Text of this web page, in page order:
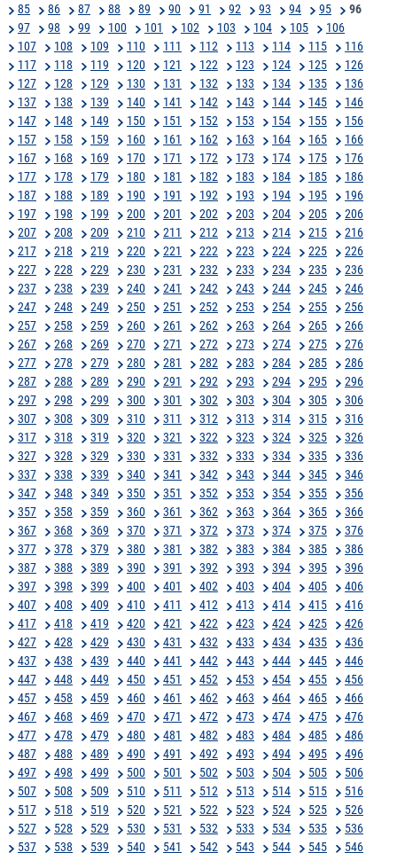
85
86 87 88 89 90 91 92 93 94 95
96
97
98 99 100 101 102 103 104 105
106
107
108 109 110 111 112 113 114 115
116
117
118 119 120 121 122 123 124 125
126
127
128 129 130 131 132 133 134 135
136
137
138 139 140 141 142 143 144 145
146
147
148 149 150 151 152 153 154 155
156
157
158 159 160 161 162 163 164 165
166
167
168 169 170 171 172 173 174 175
176
177
178 179 180 181 182 183 184 185
186
187
188 189 190 191 192 193 194 195
196
197
198 199 200 201 202 203 204 205
206
207
208 209 210 211 212 213 214 215
216
217
218 219 220 221 222 223 224 225
226
227
228 229 230 231 232 233 234 235
236
237
238 239 240 241 242 243 244 245
246
247
248 249 250 251 252 253 254 255
256
257
258 259 260 261 262 263 264 265
266
267
268 269 270 271 272 273 274 275
276
277
278 279 280 281 282 283 284 285
286
287
288 289 290 291 292 293 294 295
296
297
298 299 300 301 302 303 304 305
306
307
308 309 310 311 312 313 314 315
316
317
318 319 320 321 322 323 324 325
326
327
328 329 330 331 332 333 334 335
336
337
338 339 340 341 342 343 344 345
346
347
348 349 350 351 352 353 354 355
356
357
358 359 360 361 362 363 364 365
366
367
368 369 370 371 372 373 374 375
376
377
378 379 380 381 382 383 384 385
386
387
388 389 390 391 392 393 394 395
396
397
398 399 400 401 402 403 404 405
406
407
408 409 410 411 412 413 414 415
416
417
418 419 420 421 422 423 424 425
426
427
428 429 430 431 432 433 434 435
436
437
438 439 440 441 442 443 444 445
446
447
448 449 450 451 452 453 454 455
456
457
458 459 460 461 462 463 464 465
466
467
468 469 470 471 472 473 474 475
476
477
478 479 480 481 482 483 484 485
486
487
488 489 490 491 492 493 494 495
496
497
498 499 500 501 502 503 504 505
506
507
508 509 510 511 512 513 514 515
516
517
518 519 520 521 522 523 524 525
526
527
528 529 530 531 532 533 534 535
536
537
538 539 540 541 542 543 544 545 546